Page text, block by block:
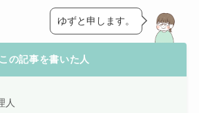
ゆずと申します。
この記事を書いた人
人